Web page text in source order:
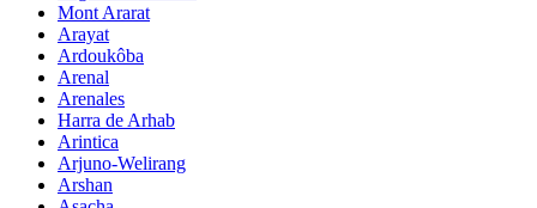
Mont Ararat
Arayat
Ardoukôba
Arenal
Arenales
Harra de Arhab
Arintica
Arjuno-Welirang
Arshan